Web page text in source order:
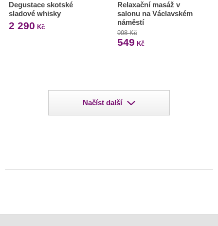
Degustace skotské
sladové whisky
2 290 Kč
Relaxační masáž v
salonu na Václavském
náměstí
998 Kč
549 Kč
Načíst další